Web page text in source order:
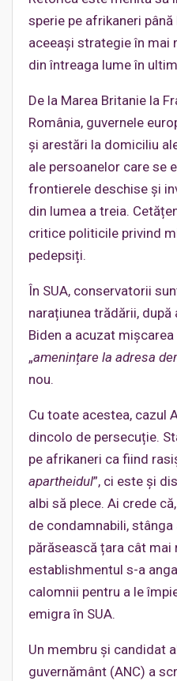
sperie pe afrikaneri
aceeași strategie în mai
din întreaga lume în
De la Marea Britanie la
România, guvernele
și arestări la domiciliu
ale persoanelor care se
frontierele deschise și
din lumea a treia.
critice politicile privind
pedepsiți.
În SUA, conservatorii
narațiunea trădării,
Biden a acuzat
„amenințare la adresa
nou.
Cu toate acestea, cazul
dincolo de persecuție.
pe afrikaneri ca fiind
apartheidul”, ci este și
albi să plece. Ai crede
de condamnabili, stânga
părăsească țara cât mai
establishmentul s-a
calomnii pentru a le
emigra în SUA.
Un membru și candidat
guvernământ (ANC) a